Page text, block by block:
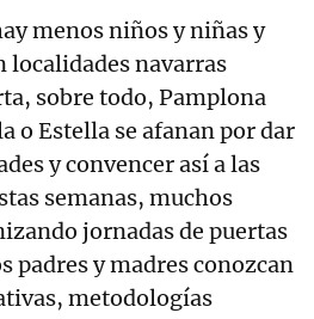
menos niños y niñas y
localidades navarras
sobre todo, Pamplona
o Estella se afanan por dar
y convencer así a las
semanas, muchos
jornadas de puertas
padres y madres conozcan
metodologías